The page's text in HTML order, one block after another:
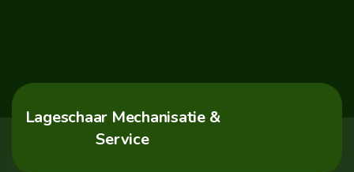
Lageschaar Mechanisatie &
Service